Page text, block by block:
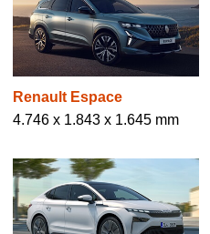
Renault Espace
4.746 x 1.843 x 1.645 mm